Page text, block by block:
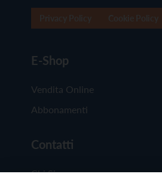
E-Shop
Vendita Online
Abbonamenti
Contatti
Chi Siamo